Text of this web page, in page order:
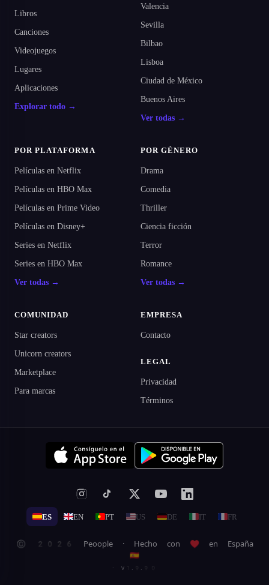
Libros
Canciones
Videojuegos
Lugares
Aplicaciones
Explorar todo →
Valencia
Sevilla
Bilbao
Lisboa
Ciudad de México
Buenos Aires
Ver todas →
POR PLATAFORMA
Películas en Netflix
Películas en HBO Max
Películas en Prime Video
Películas en Disney+
Series en Netflix
Series en HBO Max
Ver todas →
POR GÉNERO
Drama
Comedia
Thriller
Ciencia ficción
Terror
Romance
Ver todas →
COMUNIDAD
Star creators
Unicorn creators
Marketplace
Para marcas
EMPRESA
Contacto
LEGAL
Privacidad
Términos
ES EN PT US DE IT FR
© 2026 Peoople · Hecho con ♥ en España
🇪🇸
· v1.9.90